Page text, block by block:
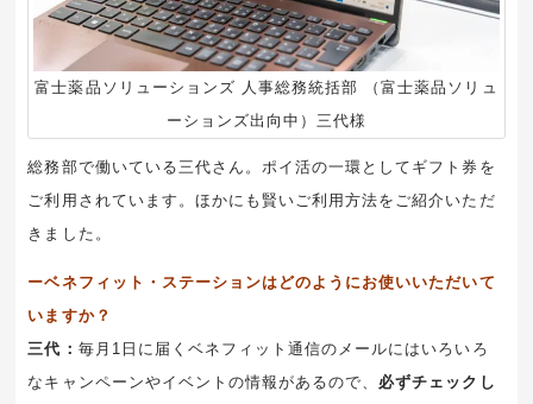
富士薬品ソリューションズ 人事総務統括部 （富士薬品ソリュ
ーションズ出向中）三代様
総務部で働いている三代さん。ポイ活の一環としてギフト券を
ご利用されています。ほかにも賢いご利用方法をご紹介いただ
きました。
ーベネフィット・ステーションはどのようにお使いいただいて
いますか？
三代： 毎月1日に届くベネフィット通信のメールにはいろいろ
なキャンペーンやイベントの情報があるので、 必ずチェックし